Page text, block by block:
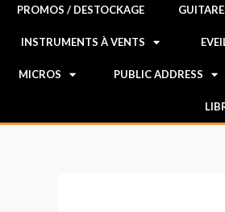
PROMOS / DESTOCKAGE
INSTRUMENTS À VENTS
MICROS PUBLIC ADDRESS